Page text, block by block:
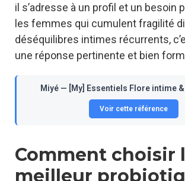
il s’adresse à un profil et un besoin
les femmes qui cumulent fragilité
déséquilibres intimes récurrents,
une réponse pertinente et bien
Miyé — [My] Essentiels Flore intime
Voir cette référence
Comment choisir
meilleur